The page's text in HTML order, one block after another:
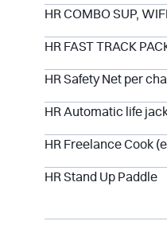
HR COMBO SUP,
HR FAST TRACK
HR Safety Net per
HR Automatic life
HR Freelance Cook
HR Stand Up Paddle